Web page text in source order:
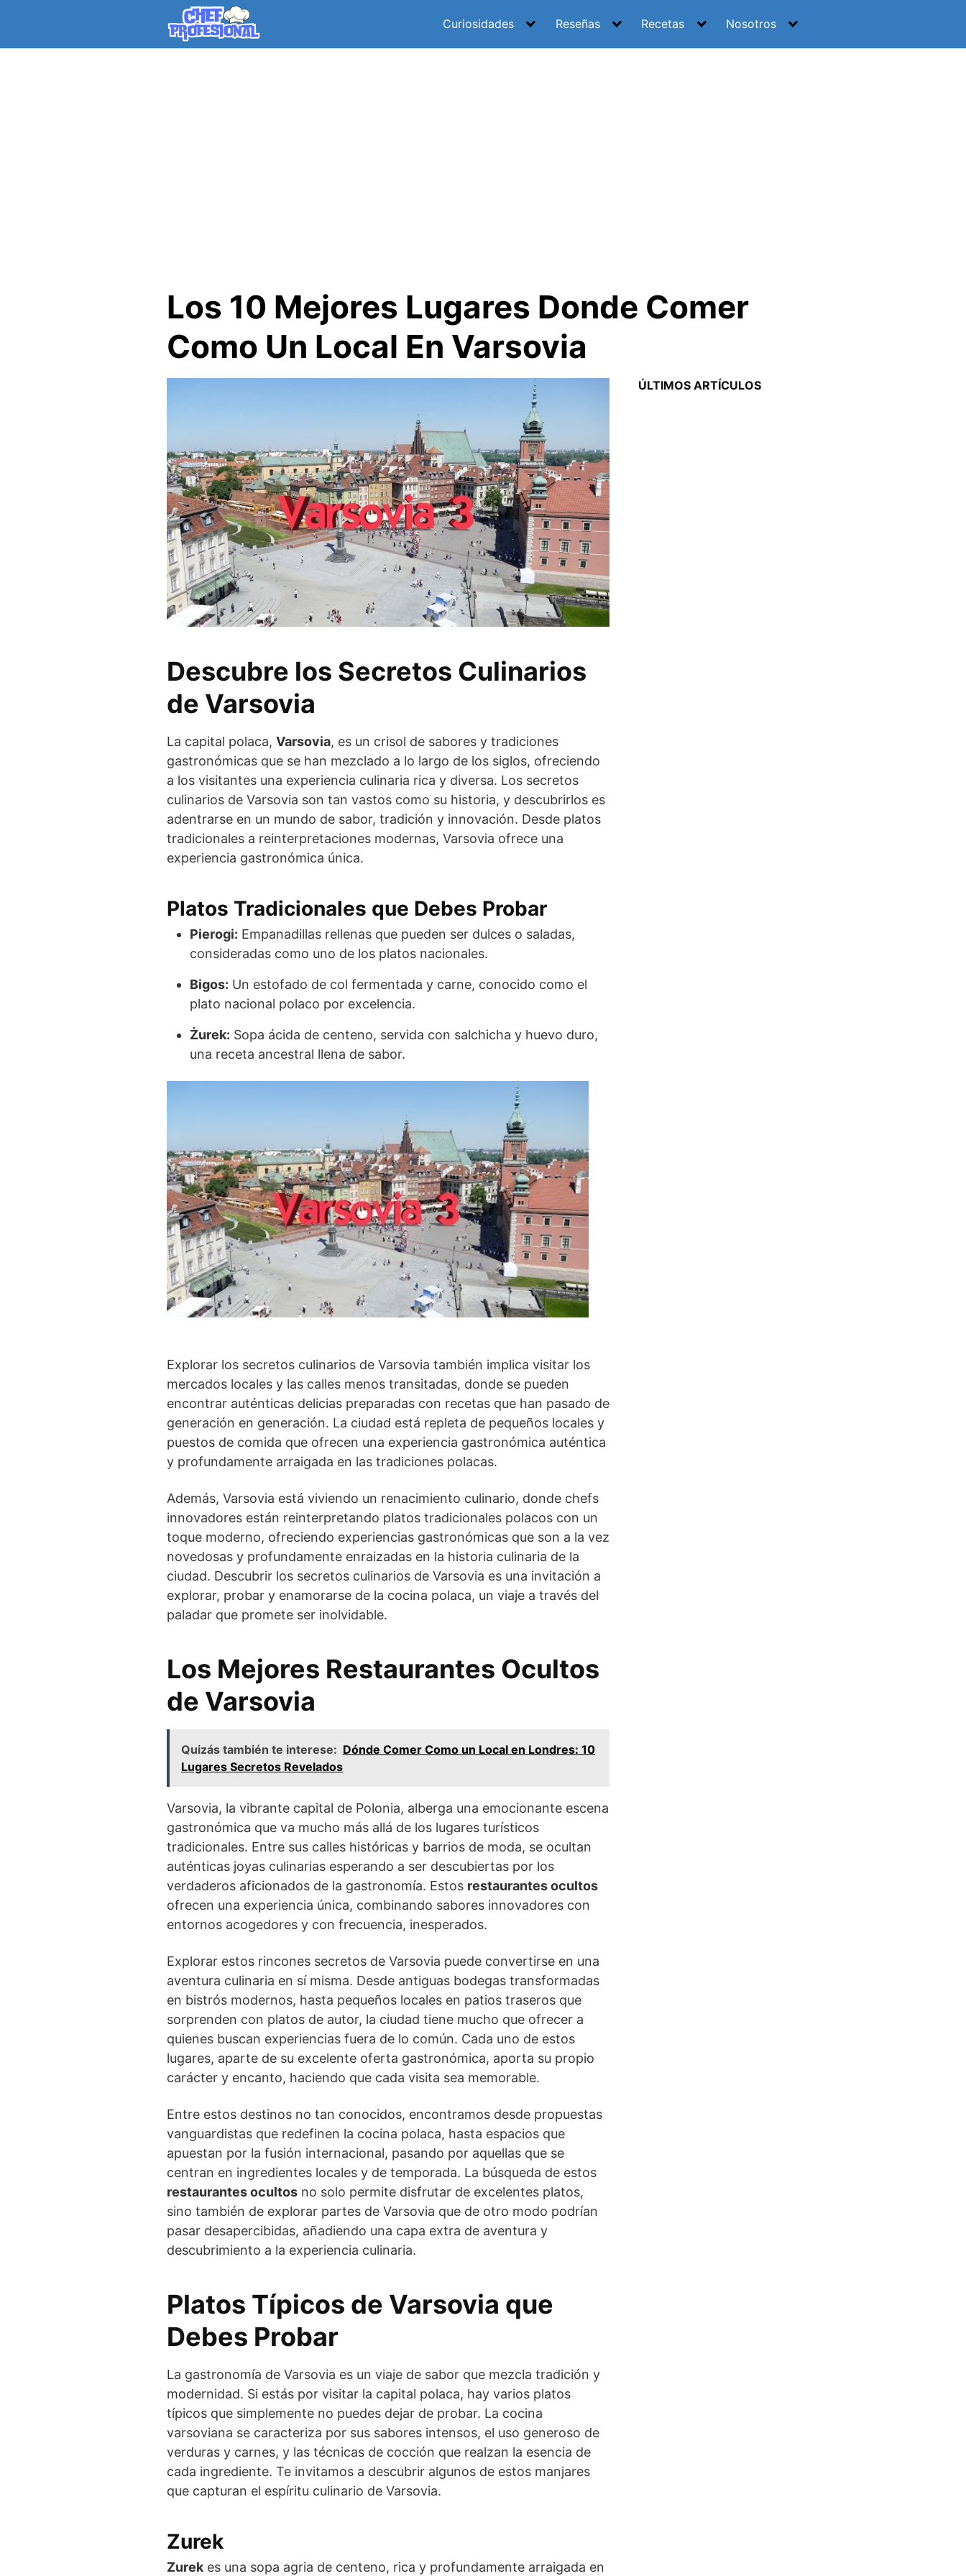
Curiosidades Reseñas Recetas Nosotros
Los 10 Mejores Lugares Donde Comer
Como Un Local En Varsovia
Descubre los Secretos Culinarios
de Varsovia
La capital polaca, Varsovia, es un crisol de sabores y tradiciones
gastronómicas que se han mezclado a lo largo de los siglos, ofreciendo
a los visitantes una experiencia culinaria rica y diversa. Los secretos
culinarios de Varsovia son tan vastos como su historia, y descubrirlos es
adentrarse en un mundo de sabor, tradición y innovación. Desde platos
tradicionales a reinterpretaciones modernas, Varsovia ofrece una
experiencia gastronómica única.
Platos Tradicionales que Debes Probar
Pierogi: Empanadillas rellenas que pueden ser dulces o saladas,
consideradas como uno de los platos nacionales.
Bigos: Un estofado de col fermentada y carne, conocido como el
plato nacional polaco por excelencia.
Żurek: Sopa ácida de centeno, servida con salchicha y huevo duro,
una receta ancestral llena de sabor.
Explorar los secretos culinarios de Varsovia también implica visitar los
mercados locales y las calles menos transitadas, donde se pueden
encontrar auténticas delicias preparadas con recetas que han pasado de
generación en generación. La ciudad está repleta de pequeños locales y
puestos de comida que ofrecen una experiencia gastronómica auténtica
y profundamente arraigada en las tradiciones polacas.
Además, Varsovia está viviendo un renacimiento culinario, donde chefs
innovadores están reinterpretando platos tradicionales polacos con un
toque moderno, ofreciendo experiencias gastronómicas que son a la vez
novedosas y profundamente enraizadas en la historia culinaria de la
ciudad. Descubrir los secretos culinarios de Varsovia es una invitación a
explorar, probar y enamorarse de la cocina polaca, un viaje a través del
paladar que promete ser inolvidable.
Los Mejores Restaurantes Ocultos
de Varsovia
Quizás también te interese: Dónde Comer Como un Local en Londres: 10
Lugares Secretos Revelados
Varsovia, la vibrante capital de Polonia, alberga una emocionante escena
gastronómica que va mucho más allá de los lugares turísticos
tradicionales. Entre sus calles históricas y barrios de moda, se ocultan
auténticas joyas culinarias esperando a ser descubiertas por los
verdaderos aficionados de la gastronomía. Estos restaurantes ocultos
ofrecen una experiencia única, combinando sabores innovadores con
entornos acogedores y con frecuencia, inesperados.
Explorar estos rincones secretos de Varsovia puede convertirse en una
aventura culinaria en sí misma. Desde antiguas bodegas transformadas
en bistrós modernos, hasta pequeños locales en patios traseros que
sorprenden con platos de autor, la ciudad tiene mucho que ofrecer a
quienes buscan experiencias fuera de lo común. Cada uno de estos
lugares, aparte de su excelente oferta gastronómica, aporta su propio
carácter y encanto, haciendo que cada visita sea memorable.
Entre estos destinos no tan conocidos, encontramos desde propuestas
vanguardistas que redefinen la cocina polaca, hasta espacios que
apuestan por la fusión internacional, pasando por aquellas que se
centran en ingredientes locales y de temporada. La búsqueda de estos
restaurantes ocultos no solo permite disfrutar de excelentes platos,
sino también de explorar partes de Varsovia que de otro modo podrían
pasar desapercibidas, añadiendo una capa extra de aventura y
descubrimiento a la experiencia culinaria.
Platos Típicos de Varsovia que
Debes Probar
La gastronomía de Varsovia es un viaje de sabor que mezcla tradición y
modernidad. Si estás por visitar la capital polaca, hay varios platos
típicos que simplemente no puedes dejar de probar. La cocina
varsoviana se caracteriza por sus sabores intensos, el uso generoso de
verduras y carnes, y las técnicas de cocción que realzan la esencia de
cada ingrediente. Te invitamos a descubrir algunos de estos manjares
que capturan el espíritu culinario de Varsovia.
Zurek
Zurek es una sopa agria de centeno, rica y profundamente arraigada en
ÚLTIMOS ARTÍCULOS